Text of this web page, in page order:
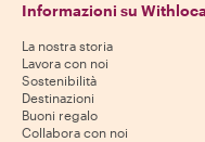
Informazioni su
La nostra storia
Lavora con noi
Sostenibilità
Destinazioni
Buoni regalo
Collabora con noi